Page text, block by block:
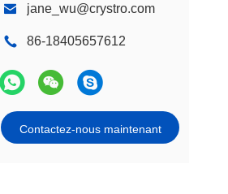
jane_wu@crystro.com
86-18405657612
Contactez-nous maintenant